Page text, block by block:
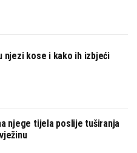
njezi kose i kako ih izbjeći
njege tijela poslije tuširanja